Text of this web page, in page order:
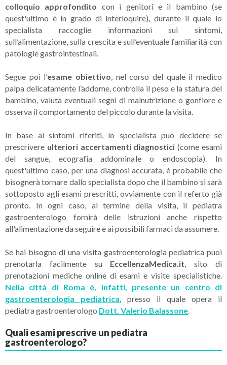
colloquio approfondito con i genitori e il bambino (se
quest'ultimo è in grado di interloquire), durante il quale lo
specialista raccoglie informazioni sui sintomi,
sull’alimentazione, sulla crescita e sull’eventuale familiarità con
patologie gastrointestinali.
Segue poi l’esame obiettivo , nel corso del quale il medico
palpa delicatamente l’addome, controlla il peso e la statura del
bambino, valuta eventuali segni di malnutrizione o gonfiore e
osserva il comportamento del piccolo durante la visita.
In base ai sintomi riferiti, lo specialista può decidere se
prescrivere ulteriori accertamenti diagnostici (come esami
del sangue, ecografia addominale o endoscopia). In
quest'ultimo caso, per una diagnosi accurata, è probabile che
bisognerà tornare dallo specialista dopo che il bambino si sarà
sottoposto agli esami prescritti, ovviamente con il referto già
pronto. In ogni caso, al termine della visita, il pediatra
gastroenterologo fornirà delle istruzioni anche rispetto
all'alimentazione da seguire e ai possibili farmaci da assumere.
Se hai bisogno di una visita gastroenterologia pediatrica puoi
prenotarla facilmente su EccellenzaMedica.it , sito di
prenotazioni mediche online di esami e visite specialistiche.
Nella città di Roma è, infatti, presente un centro di
gastroenterologia pediatrica , presso il quale opera il
pediatra gastroenterologo Dott. Valerio Balassone
Quali esami prescrive un pediatra
gastroenterologo?